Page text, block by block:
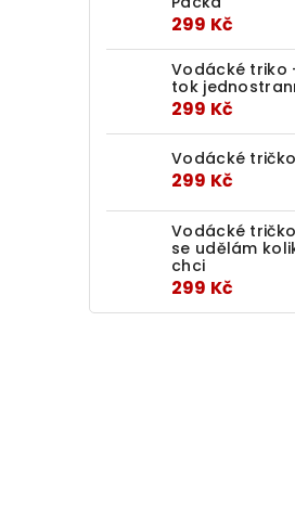
299 Kč
Vodácké triko
tok
299 Kč
Vodácké
299 Kč
Vodácké
se udělám
chci
299 Kč